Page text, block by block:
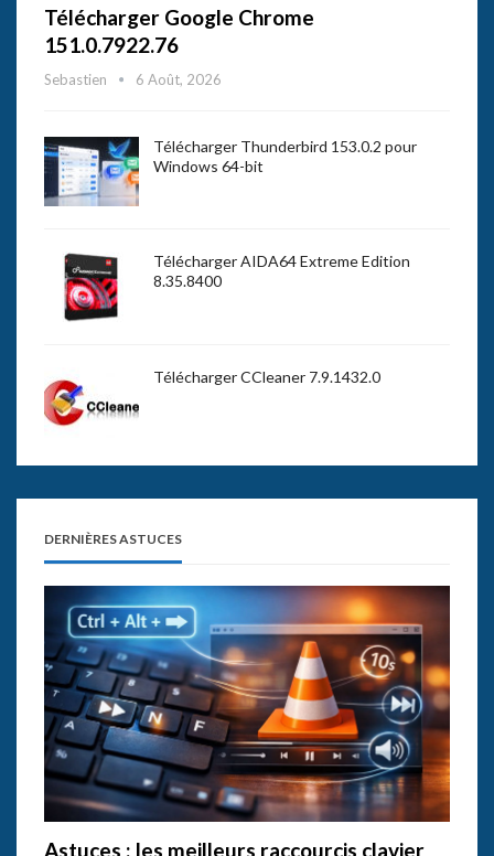
Télécharger Google Chrome
151.0.7922.76
Sebastien 6 Août, 2026
Télécharger Thunderbird 153.0.2 pour
Windows 64-bit
Télécharger AIDA64 Extreme Edition
8.35.8400
Télécharger CCleaner 7.9.1432.0
DERNIÈRES ASTUCES
Astuces : les meilleurs raccourcis clavier